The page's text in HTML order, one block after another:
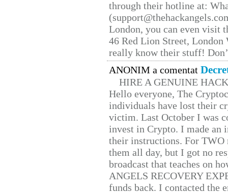
through their hotline at:
London, you can even visit
46 Red Lion Street, London
really know their stuff!
ANONIM a comentat
HIRE A GENUINE
Hello everyone, The
individuals have lost their
victim. Last October I was
invest in Crypto. I made
their instructions. For TWO
them all day, but I got no
broadcast that teaches on
ANGELS RECOVERY
funds back. I contacted the